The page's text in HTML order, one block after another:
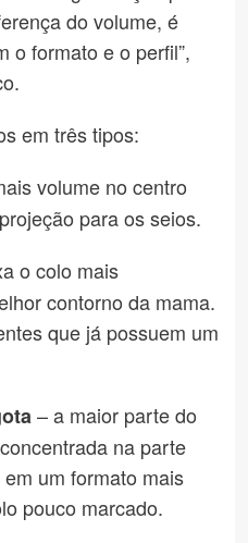
do volume, é
o formato e o perfil”,
em três tipos:
volume no centro
para os seios.
o colo mais
contorno da mama.
que já possuem um
– a maior parte do
na parte
um formato mais
pouco marcado.